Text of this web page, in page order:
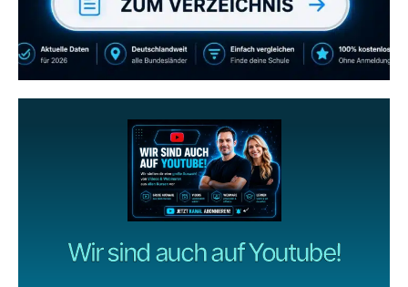
Wir sind auch auf Youtube!
ZUM YOUTUBE KANAL